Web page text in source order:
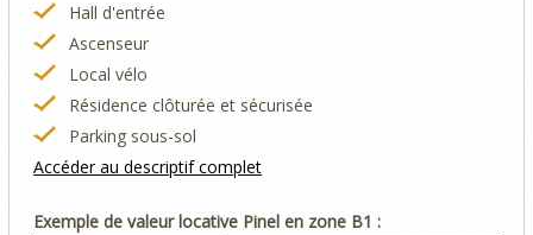
Hall d'entrée
Ascenseur
Local vélo
Résidence clôturée et sécurisée
Parking sous-sol
Accéder au descriptif complet
Exemple de valeur locative Pinel en zone B1 :